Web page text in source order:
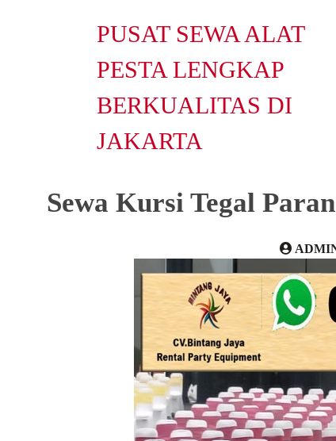
PUSAT SEWA ALAT
PESTA LENGKAP
BERKUALITAS DI
JAKARTA
Sewa Kursi Tegal